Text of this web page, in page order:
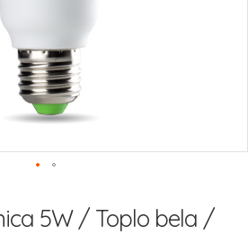
5W / Toplo bela /